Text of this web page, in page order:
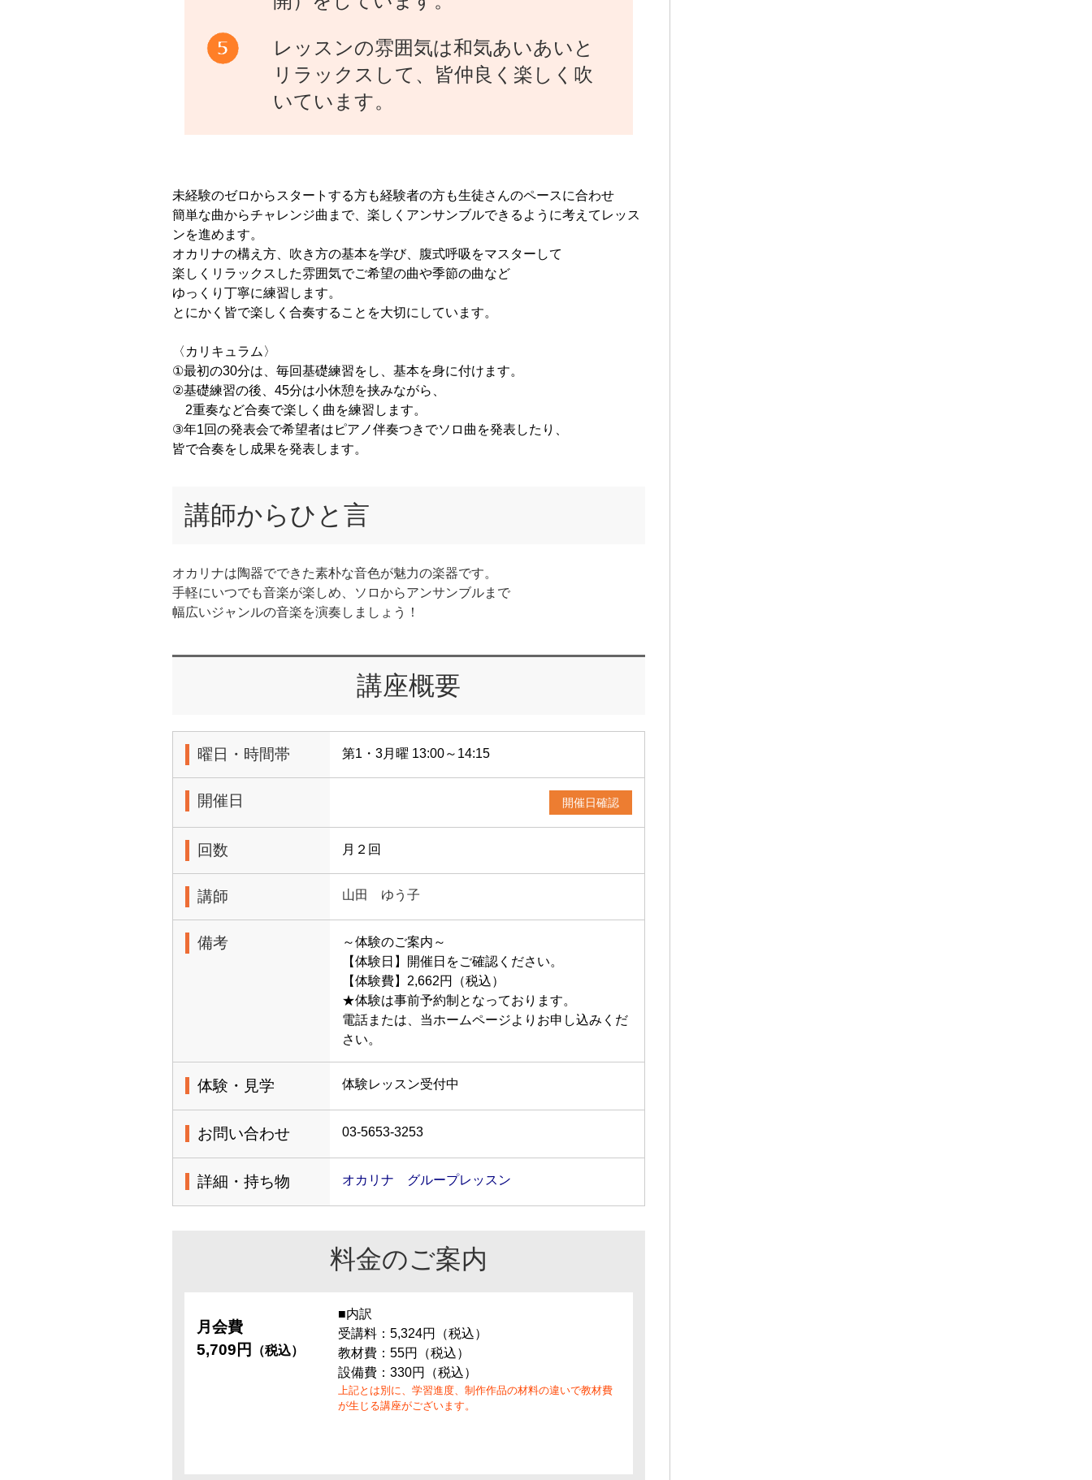
レッスンの雰囲気は和気あいあいと
リラックスして、皆仲良く楽しく吹
いています。
未経験のゼロからスタートする方も経験者の方も生徒さんのペースに合わせ
簡単な曲からチャレンジ曲まで、楽しくアンサンブルできるように考えてレッス
ンを進めます。
オカリナの構え方、吹き方の基本を学び、腹式呼吸をマスターして
楽しくリラックスした雰囲気でご希望の曲や季節の曲など
ゆっくり丁寧に練習します。
とにかく皆で楽しく合奏することを大切にしています。
〈カリキュラム〉
①最初の30分は、毎回基礎練習をし、基本を身に付けます。
②基礎練習の後、45分は小休憩を挟みながら、
2重奏など合奏で楽しく曲を練習します。
③年1回の発表会で希望者はピアノ伴奏つきでソロ曲を発表したり、
皆で合奏をし成果を発表します。
講師からひと言
オカリナは陶器でできた素朴な音色が魅力の楽器です。
手軽にいつでも音楽が楽しめ、ソロからアンサンブルまで
幅広いジャンルの音楽を演奏しましょう！
講座概要
曜日・時間帯 第1・3月曜 13:00～14:15
開催日 開催日確認
回数 月２回
講師 山田 ゆう子
備考
～体験のご案内～
【体験日】開催日をご確認ください。
【体験費】2,662円（税込）
★体験は事前予約制となっております。
電話または、当ホームページよりお申し込みくだ
さい。
体験・見学 体験レッスン受付中
お問い合わせ 03-5653-3253
詳細・持ち物 オカリナ グループレッスン
料金のご案内
月会費
5,709円
（税込）
■内訳
受講料：5,324円（税込）
教材費：55円（税込）
設備費：330円（税込）
上記とは別に、学習進度、制作作品の材料の違いで教材費
が生じる講座がございます。